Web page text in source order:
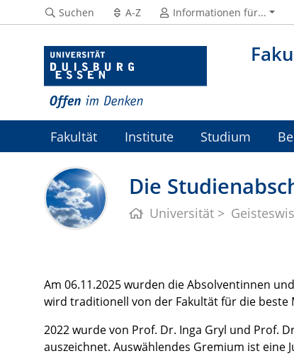
Suchen A-Z Informationen für...
Fakultät Institute Studium
Die
Universität
Am 06.11.2025 wurden die Absolventinnen
wird traditionell von der Fakultät für die beste
2022 wurde von Prof. Dr. Inga Gryl und Prof.
auszeichnet. Auswählendes Gremium ist eine